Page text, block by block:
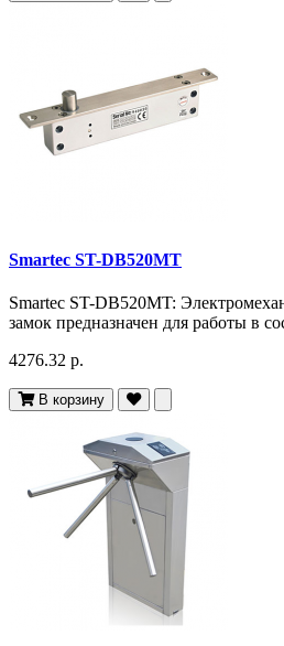
Smartec ST-DB520MT
Smartec ST-DB520MT:
замок предназначен для работы в
4276.32 р.
В корзину